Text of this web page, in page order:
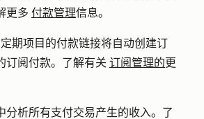
更多 付款管理信息。
期项目的付款链接将自动创建订
订阅付款。了解有关 订阅管理的更
分析所有支付交易产生的收入。了